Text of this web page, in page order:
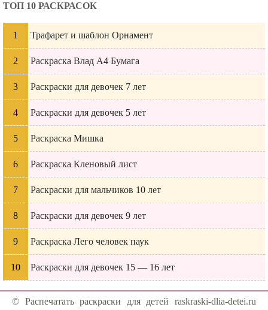
ТОП 10 РАСКРАСОК
Трафарет и шаблон Орнамент
Раскраска Влад А4 Бумага
Раскраски для девочек 7 лет
Раскраски для девочек 5 лет
Раскраска Мишка
Раскраска Кленовый лист
Раскраски для мальчиков 10 лет
Раскраски для девочек 9 лет
Раскраска Лего человек паук
Раскраски для девочек 15 — 16 лет
© Распечатать раскраски для детей raskraski-dlia-detei.ru